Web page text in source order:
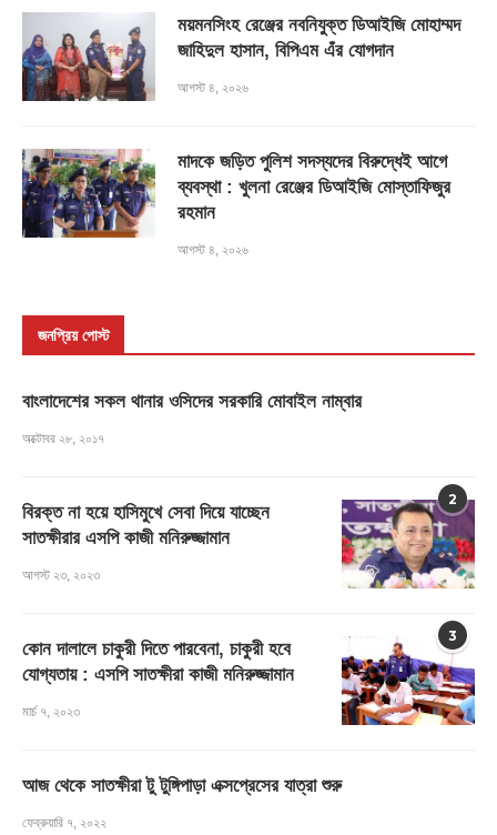
ময়মনসিংহ রেঞ্জের নবনিযুক্ত ডিআইজি মোহাম্মদ
জাহিদুল হাসান, বিপিএম এঁর যোগদান
আগস্ট ৪, ২০২৬
মাদকে জড়িত পুলিশ সদস্যদের বিরুদ্ধেই আগে
ব্যবস্থা : খুলনা রেঞ্জের ডিআইজি মোস্তাফিজুর
রহমান
আগস্ট ৪, ২০২৬
জনপ্রিয় পোস্ট
বাংলাদেশের সকল থানার ওসিদের সরকারি মোবাইল নাম্বার
অক্টোবর ২৮, ২০১৭
2
বিরক্ত না হয়ে হাসিমুখে সেবা দিয়ে যাচ্ছেন
সাতক্ষীরার এসপি কাজী মনিরুজ্জামান
আগস্ট ২৩, ২০২৩
3
কোন দালালে চাকুরী দিতে পারবেনা, চাকুরী হবে
যোগ্যতায় : এসপি সাতক্ষীরা কাজী মনিরুজ্জামান
মার্চ ৭, ২০২৩
আজ থেকে সাতক্ষীরা টু টুঙ্গিপাড়া এক্সপ্রেসের যাত্রা শুরু
ফেব্রুয়ারি ৭, ২০২২